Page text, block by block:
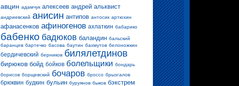
авцин адамчук алексеев андрей альквист
андриевский анисин антипов антосик артюхин
афанасенков афиногенов ахлаткин бабарико
бабенко бадюков баландин бальский
баранцев бартечко басова баутин бахмутов белоножкин
бердичевский берников билялетдинов
бирюков бойд бойков болельщики бондарь
борисов борщевский бочаров броссо брызгалов
брюквин будкин бульин буруянов быков бэкстрем